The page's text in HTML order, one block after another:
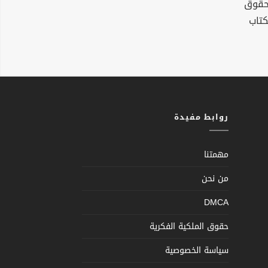
روابط مفيدة
مهمتنا
من نحن
DMCA
حقوق الملكية الفكرية
سياسة الخصوصية